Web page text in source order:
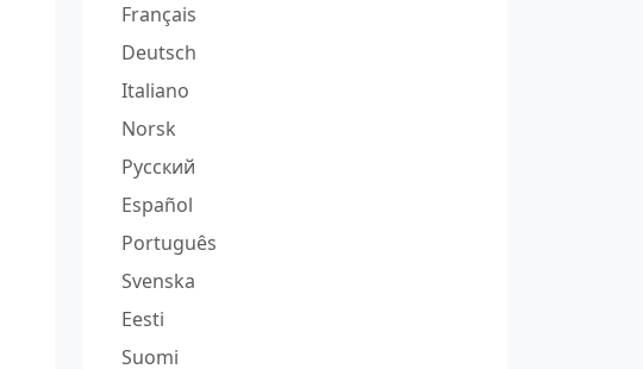
Français
Deutsch
Italiano
Norsk
Русский
Español
Português
Svenska
Eesti
Suomi